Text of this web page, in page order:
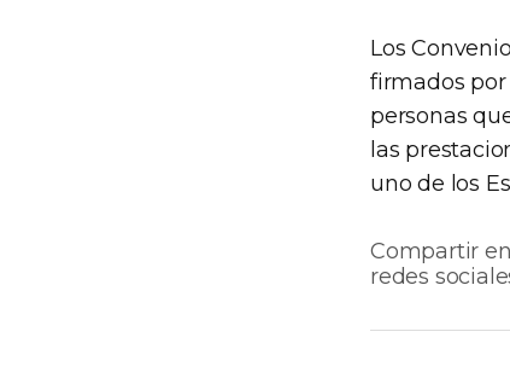
Los
firmados por
personas
las
uno de los
Compartir en
redes